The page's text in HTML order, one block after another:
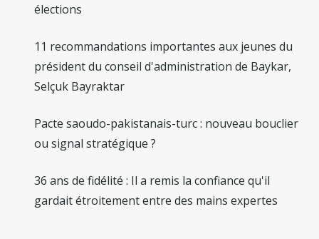
élections
11 recommandations importantes aux jeunes du
président du conseil d'administration de Baykar,
Selçuk Bayraktar
Pacte saoudo-pakistanais-turc : nouveau bouclier
ou signal stratégique ?
36 ans de fidélité : Il a remis la confiance qu'il
gardait étroitement entre des mains expertes